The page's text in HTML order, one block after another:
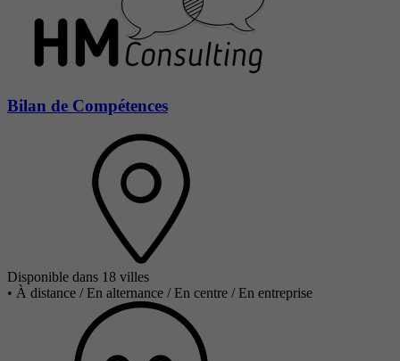
Bilan de Compétences
Disponible dans 18 villes
• À distance / En alternance / En centre / En entreprise